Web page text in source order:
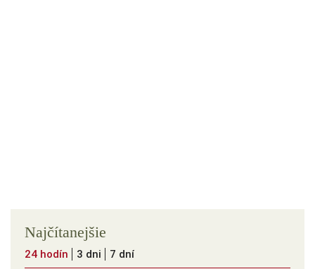
Najčítanejšie
24 hodín 3 dni 7 dní